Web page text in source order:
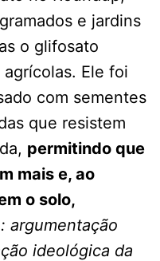
e jardins
o glifosato
Ele foi
com sementes
que resistem
permitindo que
mais e, ao
o solo,
argumentação
ideológica da